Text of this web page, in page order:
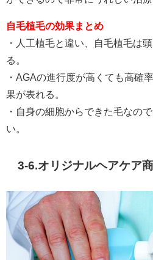
自毛植毛の効果まとめ
・人工植毛と違い、自毛植毛は
る。
・AGAの進行度が高くても高確
果が表れる。
・自身の細胞からできた毛なの
い。
3-6.オリジナルヘアケア